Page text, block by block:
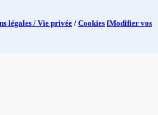
légales / Vie privée / Cookies [Modifier vos